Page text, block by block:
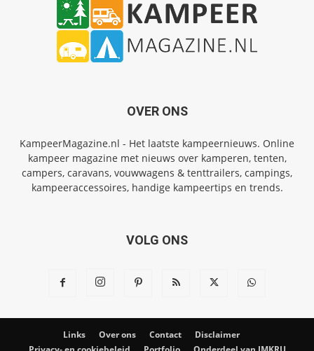
OVER ONS
KampeerMagazine.nl - Het laatste kampeernieuws. Online
kampeer magazine met nieuws over kamperen, tenten,
campers, caravans, vouwwagens & tenttrailers, campings,
kampeeraccessoires, handige kampeertips en trends.
VOLG ONS
Links Over ons Contact
Disclaimer